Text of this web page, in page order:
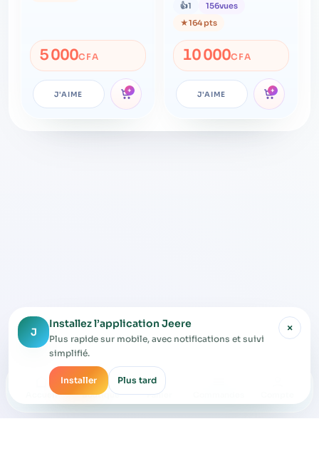
J
Installez l’application Jeere
Plus rapide sur mobile, avec notifications et suivi
simplifié.
Installer Plus tard
×
5 000CFA
J'AIME +
👍1 156vues
★164 pts
10 000CFA
J'AIME +
Accueil Boutique Panier